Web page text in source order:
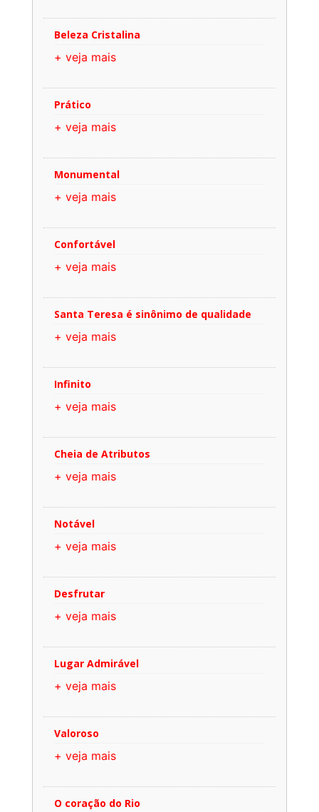
Beleza Cristalina
+ veja mais
Prático
+ veja mais
Monumental
+ veja mais
Confortável
+ veja mais
Santa Teresa é sinônimo de qualidade
+ veja mais
Infinito
+ veja mais
Cheia de Atributos
+ veja mais
Notável
+ veja mais
Desfrutar
+ veja mais
Lugar Admirável
+ veja mais
Valoroso
+ veja mais
O coração do Rio